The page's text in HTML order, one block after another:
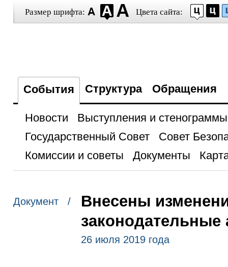
Размер шрифта: Цвета сайта:
События Структура Обращения
Новости
Выступления и стенограммы
Государственный Совет
Совет
Комиссии и советы
Документы
Документ /
Внесены
законодательные
26 июля 2019 года